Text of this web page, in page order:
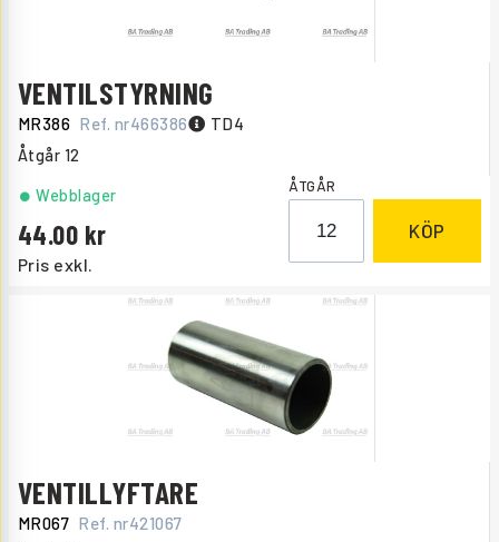
VENTILSTYRNING
MR386 Ref. nr466386 TD4
Åtgår 12
Pris exkl.
44.00
Webblager ÅTGÅR
KÖP
VENTILLYFTARE
MR067 Ref. nr421067